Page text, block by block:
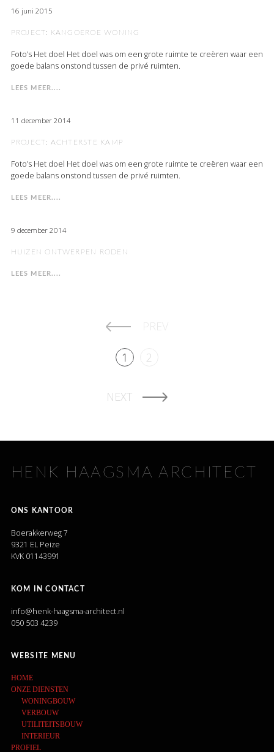
16 juni 2015
PROJECT: KANGOEROE WONING
Foto’s Het doel Het doel was om een grote ruimte te creëren waar een
goede balans onstond tussen de privé ruimten.
LEES MEER....
11 december 2014
PROJECT: ACHTERSTE KAMP
Foto’s Het doel Het doel was om een grote ruimte te creëren waar een
goede balans onstond tussen de privé ruimten.
LEES MEER....
9 december 2014
HUIZEN ONTWERPEN RODEN
LEES MEER....
1 2
NEXT
HENK HAAGSMA ARCHITECT
ONS KANTOOR
Boerakkerweg 7
9321 EL Peize
KVK 01143991
KOM IN CONTACT
info@henk-haagsma-architect.nl
050 503 4239
WEBSITE MENU
HOME
ONZE DIENSTEN
WONINGBOUW
VERBOUW
UTILITEITSBOUW
INTERIEUR
PROFIEL